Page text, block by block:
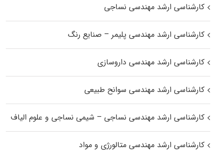
کارشناسی ارشد مهندسی نساجی
کارشناسی ارشد مهندسی پلیمر – صنایع رنگ
کارشناسی ارشد مهندسی داروسازی
کارشناسی ارشد مهندسی سوانح طبیعی
کارشناسی ارشد مهندسی نساجی – شیمی نساجی و علوم الیاف
کارشناسی ارشد مهندسی متالورژی و مواد